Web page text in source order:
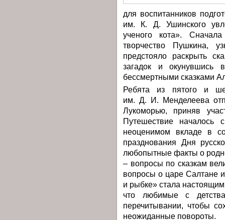
для воспитанников
им. К. Д. Ушинского
ученого кота».
творчество Пушкина,
предстояло раскрыть
загадок и окунувшись
бессмертными сказками
Ребята из пятого и
им. Д. И. Менделеева
Лукоморью, приняв
Путешествие началось
неоценимом вкладе в
празднования Дня
любопытные факты о
– вопросы по сказкам
вопросы о царе Салтане
и рыбке» стала
что любимые с
перечитывании, чтобы
неожиданные повороты.